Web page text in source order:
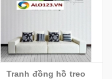
Tranh đồng hồ treo